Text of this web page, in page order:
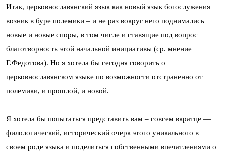
Итак, церковнославянский язык как новый язык богослужения
возник в буре полемики – и не раз вокруг него поднимались
новые и новые споры, в том числе и ставящие под вопрос
благотворность этой начальной инициативы (ср. мнение
Г.Федотова). Но я хотела бы сегодня говорить о
церковнославянском языке по возможности отстраненно от
полемики, и прошлой, и новой.
Я хотела бы попытаться представить вам – совсем вкратце —
филологический, исторический очерк этого уникального в
своем роде языка и поделиться собственными впечатлениями о